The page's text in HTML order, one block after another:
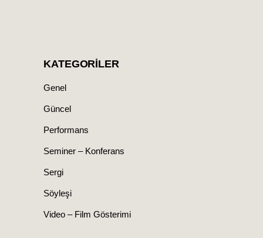
KATEGORILER
Genel
Güncel
Performans
Seminer – Konferans
Sergi
Söyleşi
Video – Film Gösterimi